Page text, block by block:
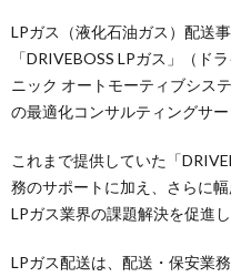
LPガス（液化石油ガス）配送
「DRIVEBOSS LPガス」（ド
ニック オートモーティブシス
の最適化コンサルティングサ
これまで提供していた「
務のサポートに加え、さらに
LPガス業界の課題解決を促進し
LPガス配送は、配送・保安業